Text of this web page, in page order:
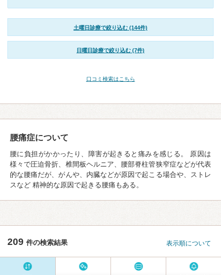
土曜日診療で絞り込む (144件)
日曜日診療で絞り込む (7件)
口コミ検索はこちら
腰痛症について
腰に負担がかかったり、障害が起きると痛みを感じる。 原因は
様々で圧迫骨折、椎間板ヘルニア、腰部脊柱管狭窄症などが代表
的な腰痛だが、がんや、内臓などが原因で起こる場合や、ストレ
スなど 精神的な原因で起きる腰痛もある。
209 件の検索結果 表示順について